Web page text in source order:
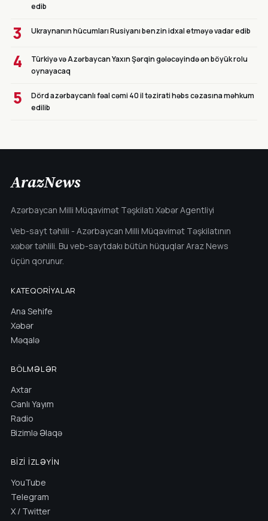
edib
3 Ukraynanın hücumları Rusiyanı benzin idxal etməyə vadar edib
4
Türkiyə və Azərbaycan Yaxın Şərqin gələcəyində ən böyük rolu
oynayacaq
5
Dörd azərbaycanlı fəal cəmi 40 il təzirati həbs cəzasına məhkum
edilib
ArazNews
Azərbaycan Milli Müqavimət Təşkilatı Xəbər Agentliyi
Veb-sayt təhlili - Azərbaycan Milli Müqavimət Təşkilatının
xəbər təhlili. Bu veb-saytdakı bütün hüquqlar Araz News
üçün qorunur.
KATEQORIYALAR
Ana Sehife
Xəbər
Məqalə
BÖLMƏLƏR
Axtar
Canlı Yayım
Radio
Bizimlə Əlaqə
BIZI İZLƏYIN
YouTube
Telegram
X / Twitter